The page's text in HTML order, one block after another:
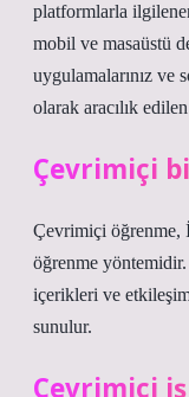
platformlarla
mobil ve masaüstü
uygulamalarınız
olarak aracılık
Çevrimiçi
Çevrimiçi öğrenme,
öğrenme
içerikleri ve
sunulur.
Çevrimiçi